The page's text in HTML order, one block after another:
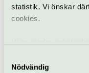
statistik. Vi önskar
cookies.
samt tillhandahålla
Nödvändig